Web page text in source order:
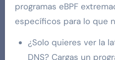
programas eBPF
específicos para lo que
¿Solo quieres ver la
DNS? Cargas un